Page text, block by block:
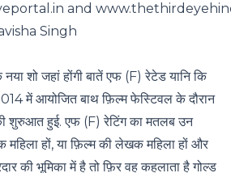
and
Singh
शो जहां होंगी बातें एफ (F) रेटेड यानि कि
में आयोजित बाथ फ़िल्म फेस्टिवल के दौरान
शुरुआत हुई. एफ (F) रेटिंग का मतलब उन
महिला हों, या फ़िल्म की लेखक महिला हों और
की भूमिका में है तो फ़िर वह कहलाता है गोल्ड